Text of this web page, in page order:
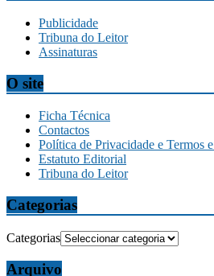
Publicidade
Tribuna do Leitor
Assinaturas
O site
Ficha Técnica
Contactos
Política de Privacidade e Termos
Estatuto Editorial
Tribuna do Leitor
Categorias
Categorias
Arquivo